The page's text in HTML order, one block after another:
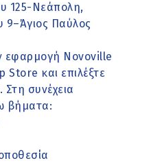
125-Νεάπολη,
9–Άγιος Παύλος
εφαρμογή Novoville
και επιλέξτε
συνέχεια
βήματα: